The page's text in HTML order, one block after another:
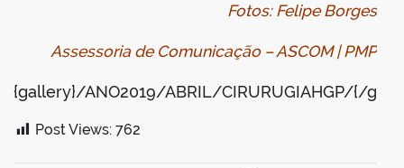
Fotos: Felipe Borges
Assessoria de Comunicação – ASCOM | PMP
{gallery}/ANO2019/ABRIL/CIRURUGIAHGP/{/
Post Views: 762